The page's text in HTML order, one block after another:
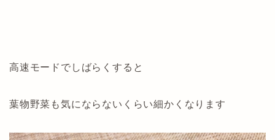
高速モードでしばらくすると
葉物野菜も気にならないくらい細かくなります